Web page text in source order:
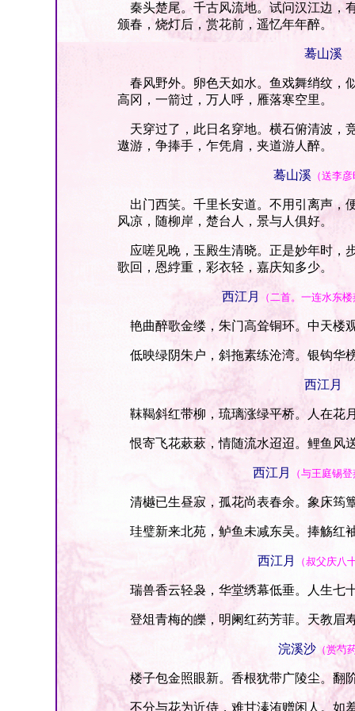
秦头楚尾。千古风流地。试问汉江边，
颁春，烧灯后，赏花前，遥忆年年醉。
蓦山溪
春风野外。卵色天如水。鱼戏舞绡纹，
高冈，一箭过，万人呼，雁落寒空里。
天穿过了，此日名穿地。横石俯清波，
遨游，争捧手，乍凭肩，夹道游人醉。
蓦山溪（送李彦
出门西笑。千里长安道。不用引离声，
风凉，随柳岸，楚台人，景与人俱好。
应嗟见晚，玉殿生清晓。正是妙年时，
歌回，恩綍重，彩衣轻，嘉庆知多少。
西江月 （二首。一连水东
艳曲醉歌金缕，朱门高耸铜环。中天楼
低映绿阴朱户，斜拖素练沧湾。银钩华
西江月
靺鞨斜红带柳，琉璃涨绿平桥。人在花
恨寄飞花蔌蔌，情随流水迢迢。鲤鱼风
西江月 （与王庭锡
清樾已生昼寂，孤花尚表春余。象床筠
珪璧新来北苑，鲈鱼未减东吴。捧觞红
西江月 （叔父庆八
瑞兽香云轻袅，华堂绣幕低垂。人生七
登俎青梅的皪，明阑红药芳菲。天教眉
浣溪沙 （赏芍
楼子包金照眼新。香根犹带广陵尘。翻
不分与花为近侍，难甘溱洧赠闲人。如